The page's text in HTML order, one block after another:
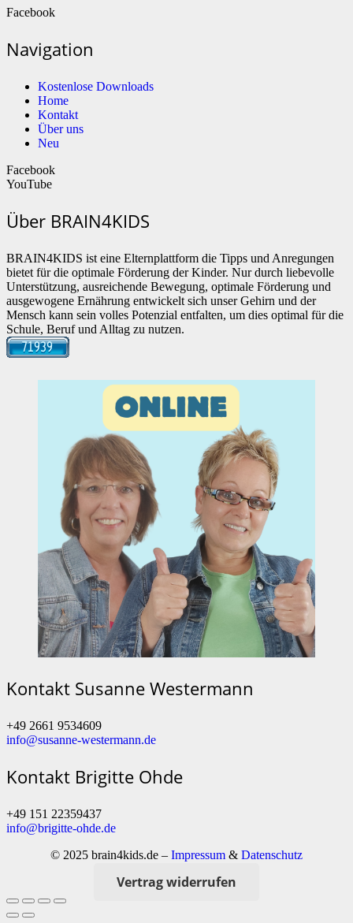
Facebook
Navigation
Kostenlose Downloads
Home
Kontakt
Über uns
Neu
Facebook
YouTube
Über BRAIN4KIDS
BRAIN4KIDS ist eine Elternplattform die Tipps und Anregungen
bietet für die optimale Förderung der Kinder. Nur durch liebevolle
Unterstützung, ausreichende Bewegung, optimale Förderung und
ausgewogene Ernährung entwickelt sich unser Gehirn und der
Mensch kann sein volles Potenzial entfalten, um dies optimal für die
Schule, Beruf und Alltag zu nutzen.
Kontakt Susanne Westermann
+49 2661 9534609
info@susanne-westermann.de
Kontakt Brigitte Ohde
+49 151 22359437
info@brigitte-ohde.de
© 2025 brain4kids.de – Impressum & Datenschutz
Vertrag widerrufen